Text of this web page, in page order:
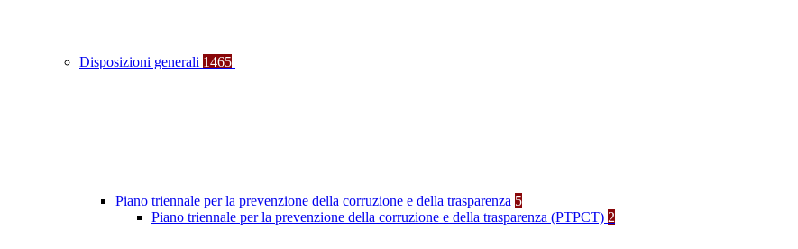
Disposizioni generali 1465
Piano triennale per la prevenzione della corruzione e della trasparenza 5
Piano triennale per la prevenzione della corruzione e della trasparenza (PTPCT) 2